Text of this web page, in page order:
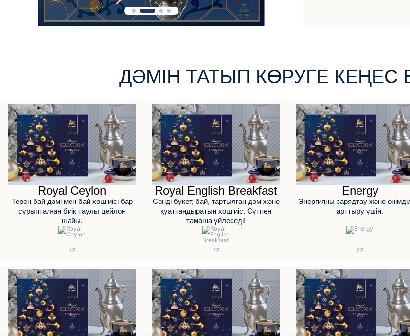
ДӘМІН ТАТЫП КӨРУГЕ КЕҢЕС
Royal Ceylon
Терең бай дәмі мен бай хош иісі бар
сұрыпталған биік таулы цейлон
шайы.
Royal English Breakfast
Сәнді букет, бай, тартылған дәм және
қуаттандыратын хош иіс. Сүтпен
тамаша үйлеседі!
Energy
Энергияны зарядтау және
арттыру үшін.